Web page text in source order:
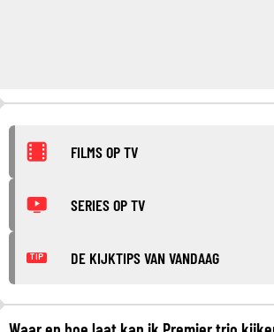
FILMS OP TV
SERIES OP TV
TIP DE KIJKTIPS VAN VANDAAG